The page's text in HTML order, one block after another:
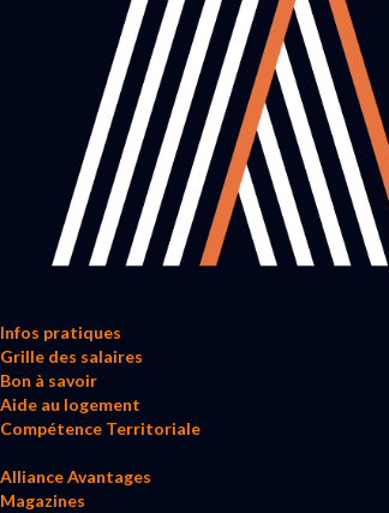
Infos pratiques
Grille des salaires
Bon à savoir
Aide au logement
Compétence Territoriale
Alliance Avantages
Magazines